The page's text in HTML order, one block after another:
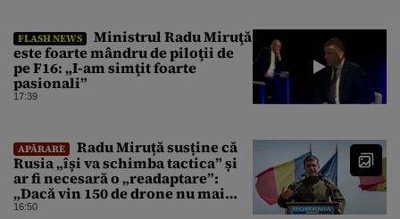
FLASH NEWS
Ministrul Radu Miruţă
este foarte mândru de piloţii de
pe F16: „I-am simţit foarte
pasionali”
17:39
APĂRARE
Radu Miruță susține că
Rusia „își va schimba tactica” și
ar fi necesară o „readaptare”:
„Dacă vin 150 de drone nu mai
suntem pe timp de pace”
16:50